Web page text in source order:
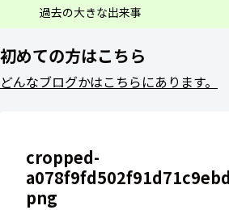
過去の大きな出来事
初めての方はこちら
どんなブログかはこちらにあります。
cropped-
png